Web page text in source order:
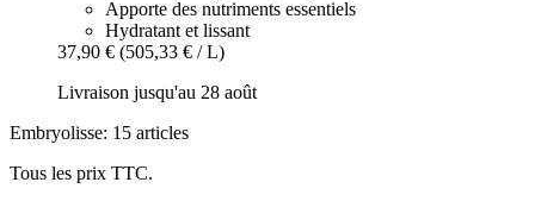
Apporte des nutriments essentiels
Hydratant et lissant
37,90 € (505,33 € / L)
Livraison jusqu'au 28 août
Embryolisse: 15 articles
Tous les prix TTC.